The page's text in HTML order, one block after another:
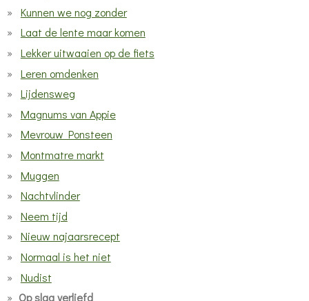
Kunnen we nog zonder
Laat de lente maar komen
Lekker uitwaaien op de fiets
Leren omdenken
Lijdensweg
Magnums van Appie
Mevrouw Ponsteen
Montmatre markt
Muggen
Nachtvlinder
Neem tijd
Nieuw najaarsrecept
Normaal is het niet
Nudist
Op slag verliefd